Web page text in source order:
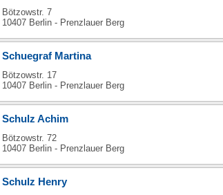
Bötzowstr. 7
10407 Berlin - Prenzlauer Berg
Schuegraf Martina
Bötzowstr. 17
10407 Berlin - Prenzlauer Berg
Schulz Achim
Bötzowstr. 72
10407 Berlin - Prenzlauer Berg
Schulz Henry